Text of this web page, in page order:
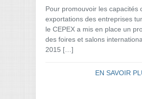
Pour promouvoir les capacités
exportations des entreprises
le CEPEX a mis en place un
des foires et salons
2015 […]
EN SAVOIR